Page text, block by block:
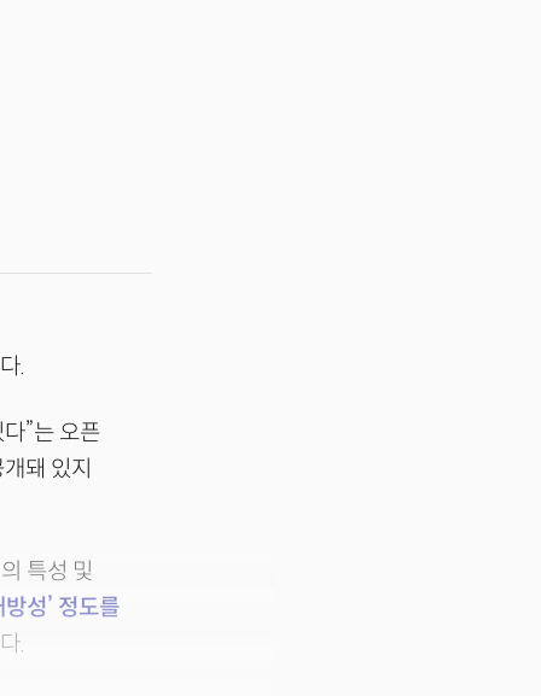
.
”는 오픈
돼 있지
특성 및
방성’ 정도를
.